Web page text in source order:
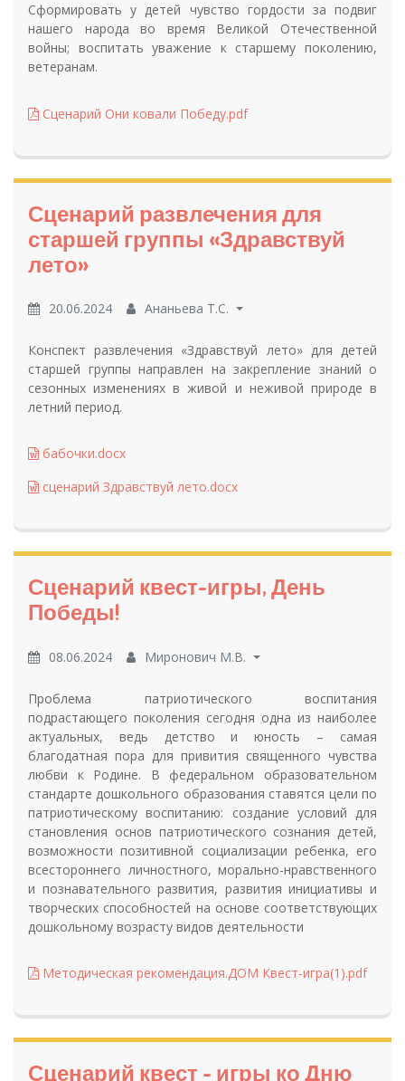
Сформировать у детей чувство гордости за подвиг
нашего народа во время Великой Отечественной
войны; воспитать уважение к старшему поколению,
ветеранам.
Сценарий Они ковали Победу.pdf
Сценарий развлечения для
старшей группы «Здравствуй
лето»
20.06.2024 Ананьева Т.С.
Конспект развлечения «Здравствуй лето» для детей
старшей группы направлен на закрепление знаний о
сезонных изменениях в живой и неживой природе в
летний период.
бабочки.docx
сценарий Здравствуй лето.docx
Сценарий квест-игры, День
Победы!
08.06.2024 Миронович М.В.
Проблема патриотического воспитания
подрастающего поколения сегодня одна из наиболее
актуальных, ведь детство и юность – самая
благодатная пора для привития священного чувства
любви к Родине. В федеральном образовательном
стандарте дошкольного образования ставятся цели по
патриотическому воспитанию: создание условий для
становления основ патриотического сознания детей,
возможности позитивной социализации ребенка, его
всестороннего личностного, морально-нравственного
и познавательного развития, развития инициативы и
творческих способностей на основе соответствующих
дошкольному возрасту видов деятельности
Методическая рекомендация.ДОМ Квест-игра(1).pdf
Сценарий квест - игры ко Дню